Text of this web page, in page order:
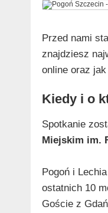
Przed nami
znajdziesz
online oraz
Kiedy i o
Spotkanie
Miejskim im.
Pogoń i
ostatnich 10
Goście z